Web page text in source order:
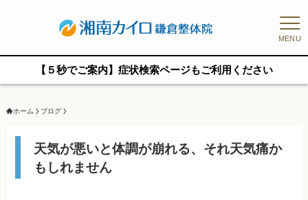
MENU
【５秒でご案内】症状検索ページもご利用ください
ホーム ブログ
天気が悪いと体調が崩れる、それ天気痛か
もしれません